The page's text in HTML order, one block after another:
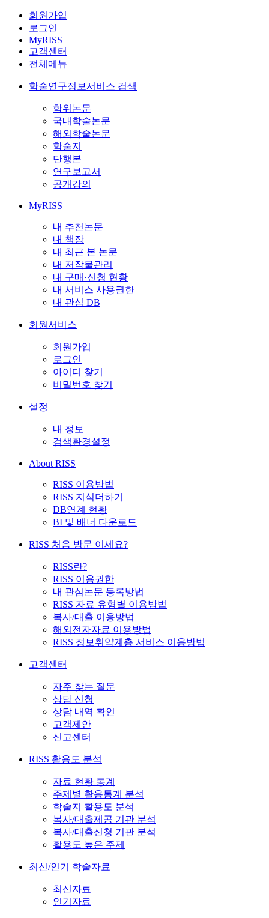
회원가입
로그인
MyRISS
고객센터
전체메뉴
학술연구정보서비스 검색
학위논문
국내학술논문
해외학술논문
학술지
단행본
연구보고서
공개강의
MyRISS
내 추천논문
내 책장
내 최근 본 논문
내 저작물관리
내 구매·신청 현황
내 서비스 사용권한
내 관심 DB
회원서비스
회원가입
로그인
아이디 찾기
비밀번호 찾기
설정
내 정보
검색환경설정
About RISS
RISS 이용방법
RISS 지식더하기
DB연계 현황
BI 및 배너 다운로드
RISS 처음 방문 이세요?
RISS란?
RISS 이용권한
내 관심논문 등록방법
RISS 자료 유형별 이용방법
복사/대출 이용방법
해외전자자료 이용방법
RISS 정보취약계층 서비스 이용방법
고객센터
자주 찾는 질문
상담 신청
상담 내역 확인
고객제안
신고센터
RISS 활용도 분석
자료 현황 통계
주제별 활용통계 분석
학술지 활용도 분석
복사/대출제공 기관 분석
복사/대출신청 기관 분석
활용도 높은 주제
최신/인기 학술자료
최신자료
인기자료